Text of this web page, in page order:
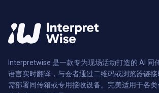
Interpretwise 是一款专为现场活动打造的 AI 同
语言实时翻译，与会者通过二维码或浏览器链
需部署同传箱或专用接收设备。完美适用于各